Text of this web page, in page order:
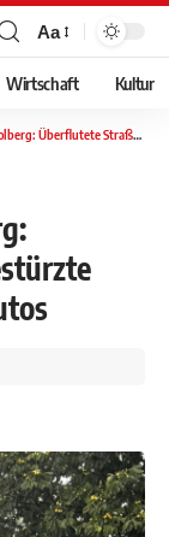
Aa
Wirtschaft Kultur
umgestürzte Bäume und beschädigte Autos